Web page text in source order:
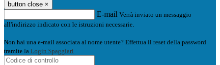
button close ×
E-mail Verrà inviato un messaggio
all'indirizzo indicato con le istruzioni necessarie.
Non hai una e-mail associata al nome utente? Effettua il reset della password
tramite la Login Spaggiari